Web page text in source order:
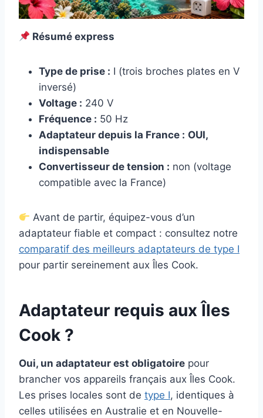
Résumé express
Type de prise : I (trois broches plates en V
inversé)
Voltage : 240 V
Fréquence : 50 Hz
Adaptateur depuis la France : OUI,
indispensable
Convertisseur de tension : non (voltage
compatible avec la France)
Avant de partir, équipez-vous d’un
adaptateur fiable et compact : consultez notre
comparatif des meilleurs adaptateurs de type I
pour partir sereinement aux Îles Cook.
Adaptateur requis aux Îles
Cook ?
Oui, un adaptateur est obligatoire pour
brancher vos appareils français aux Îles Cook.
Les prises locales sont de type I, identiques à
celles utilisées en Australie et en Nouvelle-